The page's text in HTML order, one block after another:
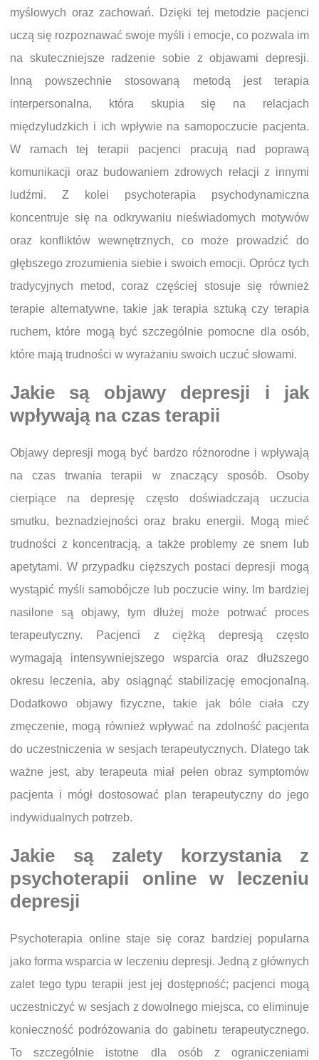
myślowych oraz zachowań. Dzięki tej metodzie pacjenci
uczą się rozpoznawać swoje myśli i emocje, co pozwala im
na skuteczniejsze radzenie sobie z objawami depresji.
Inną powszechnie stosowaną metodą jest terapia
interpersonalna, która skupia się na relacjach
międzyludzkich i ich wpływie na samopoczucie pacjenta.
W ramach tej terapii pacjenci pracują nad poprawą
komunikacji oraz budowaniem zdrowych relacji z innymi
ludźmi. Z kolei psychoterapia psychodynamiczna
koncentruje się na odkrywaniu nieświadomych motywów
oraz konfliktów wewnętrznych, co może prowadzić do
głębszego zrozumienia siebie i swoich emocji. Oprócz tych
tradycyjnych metod, coraz częściej stosuje się również
terapie alternatywne, takie jak terapia sztuką czy terapia
ruchem, które mogą być szczególnie pomocne dla osób,
które mają trudności w wyrażaniu swoich uczuć słowami.
Jakie są objawy depresji i jak
wpływają na czas terapii
Objawy depresji mogą być bardzo różnorodne i wpływają
na czas trwania terapii w znaczący sposób. Osoby
cierpiące na depresję często doświadczają uczucia
smutku, beznadziejności oraz braku energii. Mogą mieć
trudności z koncentracją, a także problemy ze snem lub
apetytami. W przypadku cięższych postaci depresji mogą
wystąpić myśli samobójcze lub poczucie winy. Im bardziej
nasilone są objawy, tym dłużej może potrwać proces
terapeutyczny. Pacjenci z ciężką depresją często
wymagają intensywniejszego wsparcia oraz dłuższego
okresu leczenia, aby osiągnąć stabilizację emocjonalną.
Dodatkowo objawy fizyczne, takie jak bóle ciała czy
zmęczenie, mogą również wpływać na zdolność pacjenta
do uczestniczenia w sesjach terapeutycznych. Dlatego tak
ważne jest, aby terapeuta miał pełen obraz symptomów
pacjenta i mógł dostosować plan terapeutyczny do jego
indywidualnych potrzeb.
Jakie są zalety korzystania z
psychoterapii online w leczeniu
depresji
Psychoterapia online staje się coraz bardziej popularna
jako forma wsparcia w leczeniu depresji. Jedną z głównych
zalet tego typu terapii jest jej dostępność; pacjenci mogą
uczestniczyć w sesjach z dowolnego miejsca, co eliminuje
konieczność podróżowania do gabinetu terapeutycznego.
To szczególnie istotne dla osób z ograniczeniami